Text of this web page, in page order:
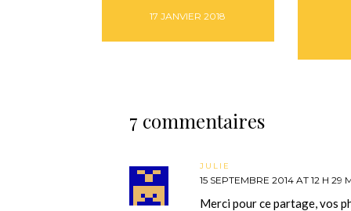
17 JANVIER 2018
7 commentaires
JULIE
15 SEPTEMBRE 2014 AT 12 H 29
Merci pour ce partage, vos